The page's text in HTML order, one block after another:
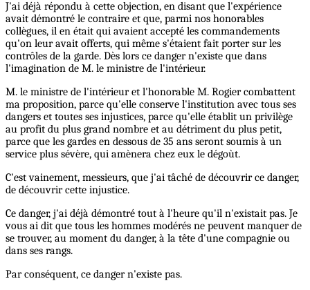
J'ai déjà répondu à cette objection, en disant que l'expérience
avait démontré le contraire et que, parmi nos honorables
collègues, il en était qui avaient accepté les commandements
qu'on leur avait offerts, qui même s'étaient fait porter sur les
contrôles de la garde. Dès lors ce danger n'existe que dans
l'imagination de M. le ministre de l'intérieur.
M. le ministre de l'intérieur et l'honorable M. Rogier combattent
ma proposition, parce qu'elle conserve l'institution avec tous ses
dangers et toutes ses injustices, parce qu'elle établit un privilège
au profit du plus grand nombre et au détriment du plus petit,
parce que les gardes en dessous de 35 ans seront soumis à un
service plus sévère, qui amènera chez eux le dégoùt.
C'est vainement, messieurs, que j'ai tâché de découvrir ce danger,
de découvrir cette injustice.
Ce danger, j'ai déjà démontré tout à l'heure qu'il n'existait pas. Je
vous ai dit que tous les hommes modérés ne peuvent manquer de
se trouver, au moment du danger, à la tête d'une compagnie ou
dans ses rangs.
Par conséquent, ce danger n'existe pas.